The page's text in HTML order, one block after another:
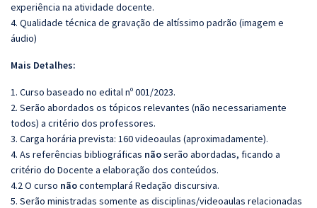
experiência na atividade docente.
4. Qualidade técnica de gravação de altíssimo padrão (imagem e
áudio)
Mais Detalhes:
1. Curso baseado no edital nº 001/2023.
2. Serão abordados os tópicos relevantes (não necessariamente
todos) a critério dos professores.
3. Carga horária prevista: 160 videoaulas (aproximadamente).
4. As referências bibliográficas nãoserão abordadas, ficando a
critério do Docente a elaboração dos conteúdos.
4.2 O curso nãocontemplará Redação discursiva.
5. Serão ministradas somente as disciplinas/videoaulas relacionadas